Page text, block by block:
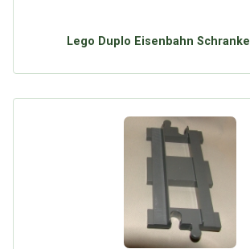
Lego Duplo Eisenbahn Schranke